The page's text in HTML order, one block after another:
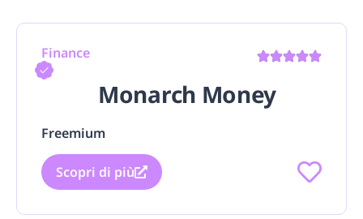
Finance
Monarch Money
Freemium
Scopri di più